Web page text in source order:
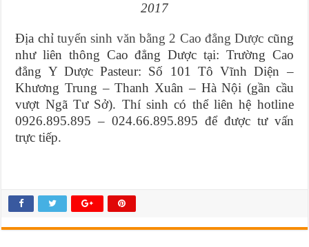
2017
Địa chỉ tuyển sinh văn bằng 2 Cao đẳng Dược cũng
như liên thông Cao đẳng Dược tại: Trường Cao
đẳng Y Dược Pasteur: Số 101 Tô Vĩnh Diện –
Khương Trung – Thanh Xuân – Hà Nội (gần cầu
vượt Ngã Tư Sở). Thí sinh có thể liên hệ hotline
0926.895.895 – 024.66.895.895 để được tư vấn
trực tiếp.